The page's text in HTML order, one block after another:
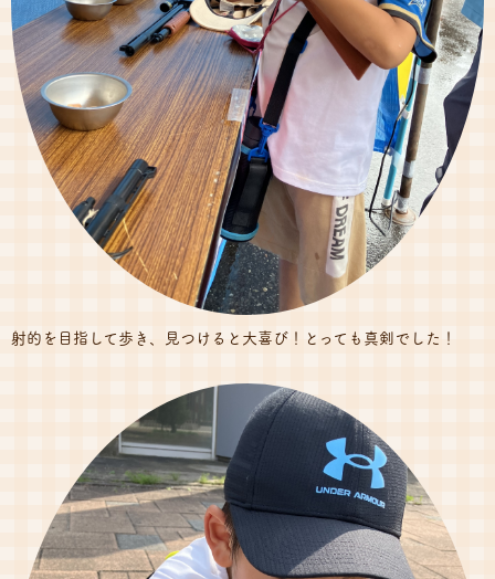
射的を目指して歩き、見つけると大喜び！とっても真剣でした！